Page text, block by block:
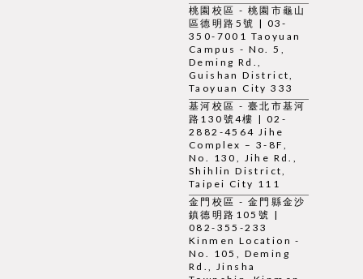
桃園校區 - 桃園市龜山
區德明路5號 | 03-
350-7001 Taoyuan
Campus - No. 5,
Deming Rd.,
Guishan District,
Taoyuan City 333
基河校區 - 臺北市基河
路130號4樓 | 02-
2882-4564 Jihe
Complex – 3-8F,
No. 130, Jihe Rd.,
Shihlin District,
Taipei City 111
金門校區 - 金門縣金沙
鎮德明路105號 |
082-355-233
Kinmen Location -
No. 105, Deming
Rd., Jinsha